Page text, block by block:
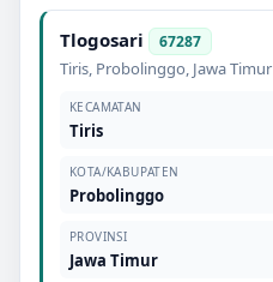
Tlogosari 67287
Tiris, Probolinggo, Jawa Timur
KECAMATAN
Tiris
KOTA/KABUPATEN
Probolinggo
PROVINSI
Jawa Timur